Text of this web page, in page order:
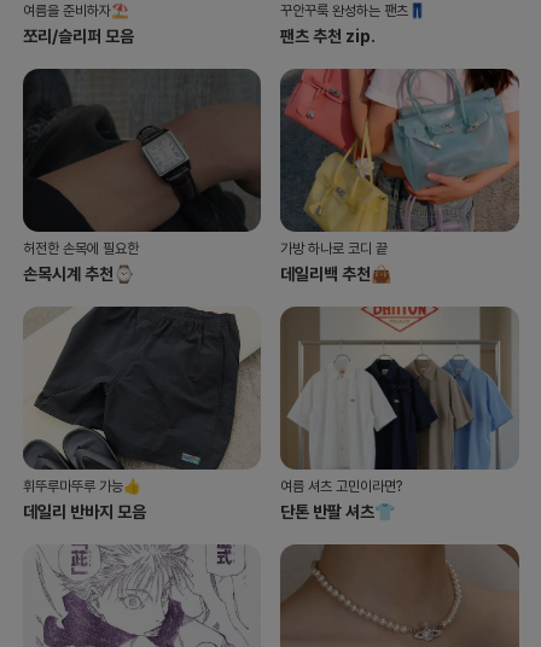
여름을 준비하자⛱
쪼리/슬리퍼 모음
꾸안꾸룩 완성하는 팬츠👖
팬츠 추천 zip.
허전한 손목에 필요한
손목시계 추천⌚
가방 하나로 코디 끝
데일리백 추천👜
휘뚜루마뚜루 가능👍
데일리 반바지 모음
여름 셔츠 고민이라면?
단톤 반팔 셔츠👕